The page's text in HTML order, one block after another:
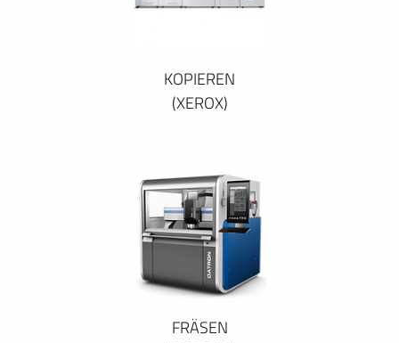
KOPIEREN
(XEROX)
FRÄSEN